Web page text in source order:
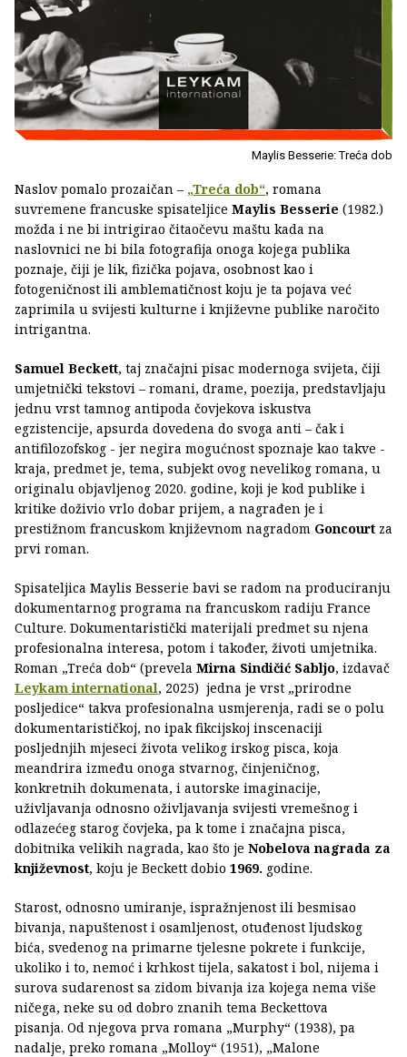
Maylis Besserie: Treća dob
Naslov pomalo prozaičan – „Treća dob“, romana
suvremene francuske spisateljice Maylis Besserie (1982.)
možda i ne bi intrigirao čitaočevu maštu kada na
naslovnici ne bi bila fotografija onoga kojega publika
poznaje, čiji je lik, fizička pojava, osobnost kao i
fotogeničnost ili amblematičnost koju je ta pojava već
zaprimila u svijesti kulturne i književne publike naročito
intrigantna.
Samuel Beckett, taj značajni pisac modernoga svijeta, čiji
umjetnički tekstovi – romani, drame, poezija, predstavljaju
jednu vrst tamnog antipoda čovjekova iskustva
egzistencije, apsurda dovedena do svoga anti – čak i
antifilozofskog - jer negira mogućnost spoznaje kao takve -
kraja, predmet je, tema, subjekt ovog nevelikog romana, u
originalu objavljenog 2020. godine, koji je kod publike i
kritike doživio vrlo dobar prijem, a nagrađen je i
prestižnom francuskom književnom nagradom Goncourt za
prvi roman.
Spisateljica Maylis Besserie bavi se radom na produciranju
dokumentarnog programa na francuskom radiju France
Culture. Dokumentaristički materijali predmet su njena
profesionalna interesa, potom i također, životi umjetnika.
Roman „Treća dob“ (prevela Mirna Sindičić Sabljo, izdavač
Leykam international, 2025) jedna je vrst „prirodne
posljedice“ takva profesionalna usmjerenja, radi se o polu
dokumentarističkoj, no ipak fikcijskoj inscenaciji
posljednjih mjeseci života velikog irskog pisca, koja
meandrira između onoga stvarnog, činjeničnog,
konkretnih dokumenata, i autorske imaginacije,
uživljavanja odnosno oživljavanja svijesti vremešnog i
odlazećeg starog čovjeka, pa k tome i značajna pisca,
dobitnika velikih nagrada, kao što je Nobelova nagrada za
književnost, koju je Beckett dobio 1969. godine.
Starost, odnosno umiranje, ispražnjenost ili besmisao
bivanja, napuštenost i osamljenost, otuđenost ljudskog
bića, svedenog na primarne tjelesne pokrete i funkcije,
ukoliko i to, nemoć i krhkost tijela, sakatost i bol, nijema i
surova sudarenost sa zidom bivanja iza kojega nema više
ničega, neke su od dobro znanih tema Beckettova
pisanja. Od njegova prva romana „Murphy“ (1938), pa
nadalje, preko romana „Molloy“ (1951), „Malone